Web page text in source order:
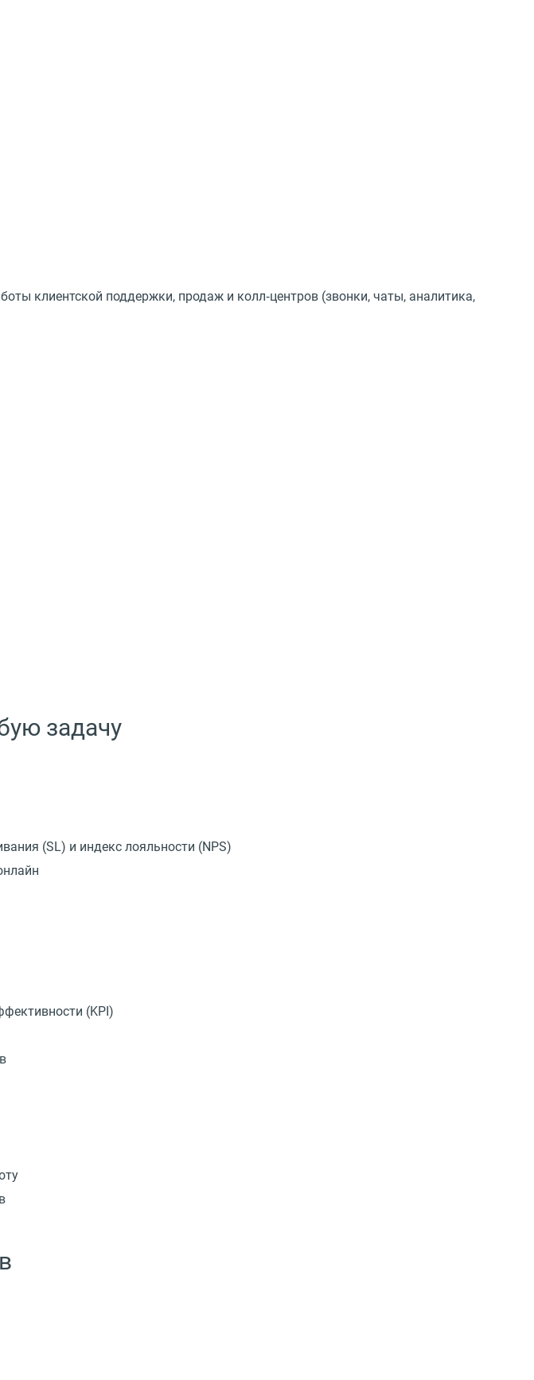
клиентской поддержки, продаж и колл‑центров (звонки, чаты, аналитика,
задачу
(SL) и индекс лояльности (NPS)
(KPI)